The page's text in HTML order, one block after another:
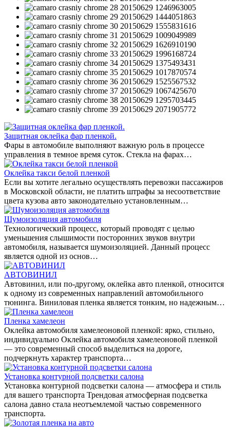
Защитная оклейка фар пленкой.
Фары в автомобиле выполняют важную роль в процессе
управления в темное время суток. Стекла на фарах…
Оклейка такси белой пленкой
Если вы хотите легально осуществлять перевозки пассажиров
в Московской области, не платить штрафы за несоответствие
цвета кузова авто законодательно установленным…
Шумоизоляция автомобиля
Технологический процесс, который проводят с целью
уменьшения слышимости посторонних звуков внутри
автомобиля, называется шумоизоляцией. Данный процесс
является одной из основ…
АВТОВИНИЛ
Автовинил, или по-другому, оклейка авто пленкой, относится
к одному из современных направлений автомобильного
тюнинга. Виниловая пленка является тонким, но надежным…
Пленка хамелеон
Оклейка автомобиля хамелеоновой пленкой: ярко, стильно,
индивидуально Оклейка автомобиля хамелеоновой пленкой
— это современный способ выделиться на дороге,
подчеркнуть характер транспорта…
Установка контурной подсветки салона
Установка контурной подсветки салона — атмосфера и стиль
для вашего транспорта Трендовая атмосферная подсветка
салона давно стала неотъемлемой частью современного
транспорта.